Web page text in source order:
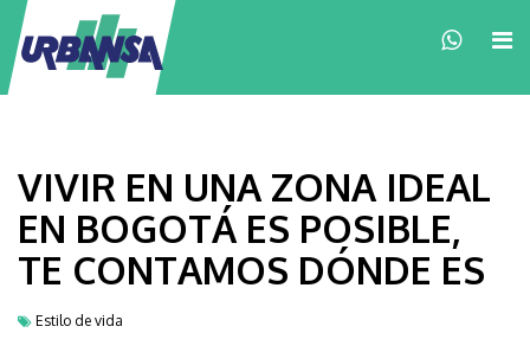
VIVIR EN UNA ZONA IDEAL
EN BOGOTÁ ES POSIBLE,
TE CONTAMOS DÓNDE ES
Estilo de vida